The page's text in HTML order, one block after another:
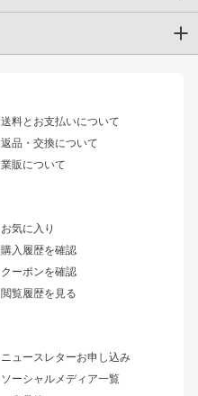
送料とお支払いについて
返品・交換について
業販について
お気に入り
購入履歴を確認
クーポンを確認
閲覧履歴を見る
ニュースレターお申し込み
ソーシャルメディア一覧
アリスト
ソアラ
アルテッツァ
ワンビア
ローレル
セフィーロ
レーシングライン
アタックライン
ストリームライン